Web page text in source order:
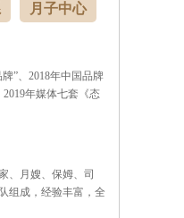
月子中心
”、2018年中国品牌
2019年媒体七套《态
、月嫂、保姆、司
组成，经验丰富，全